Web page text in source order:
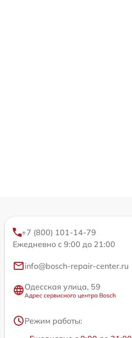
+7 (800) 101-14-79
Ежедневно с 9:00 до 21:00
info@bosch-repair-center.ru
Одесская улица, 59
Адрес сервисного центра Bosch
Режим работы: